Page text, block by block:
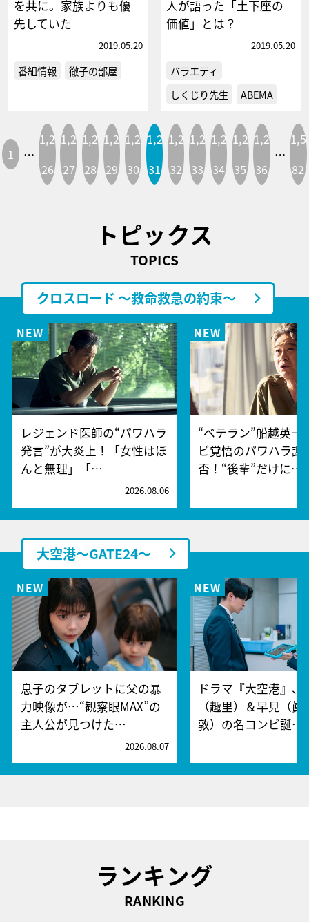
を共に。家族よりも優
先していた
2019.05.20
番組情報 徹子の部屋
人が語った「土下座の
価値」とは？
2019.05.20
バラエティ
しくじり先生
ABEMA
1 …
1,2
26
1,2
27
1,2
28
1,2
29
1,2
30
1,2
31
1,2
32
1,2
33
1,2
34
1,2
35
1,2
36
…
1,5
82
トピックス
TOPICS
クロスロード ～救命救急の約束～
レジェンド医師の“パワハラ
発言”が大炎上！「女性はほ
んと無理」「…
2026.08.06
“ベテラン”船越英一
ビ覚悟のパワハラ謝
否！“後輩”だけに…
大空港～GATE24～
息子のタブレットに父の暴
力映像が…“観察眼MAX”の
主人公が見つけた…
2026.08.07
ドラマ『大空港』、
（趣里）＆早見（眞
敦）の名コンビ誕…
ランキング
RANKING